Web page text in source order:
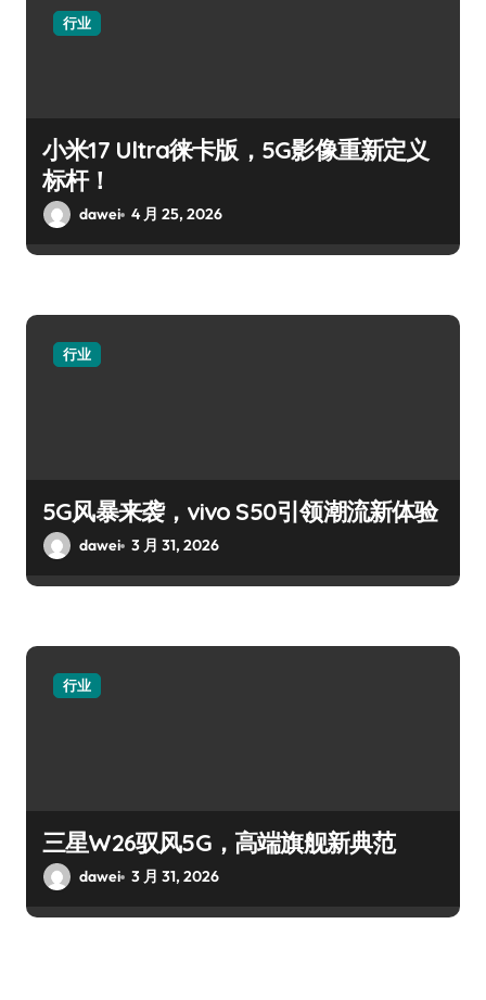
行业
小米17 Ultra徕卡版，5G影像重新定义
标杆！
dawei 4 月 25, 2026
行业
5G风暴来袭，vivo S50引领潮流新体验
dawei 3 月 31, 2026
行业
三星W26驭风5G，高端旗舰新典范
dawei 3 月 31, 2026